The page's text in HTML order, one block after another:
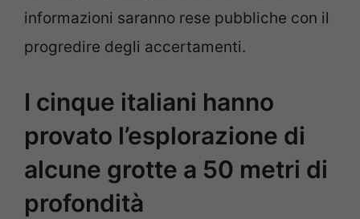
informazioni saranno rese pubbliche con il
progredire degli accertamenti.
I cinque italiani hanno
provato l’esplorazione di
alcune grotte a 50 metri di
profondità